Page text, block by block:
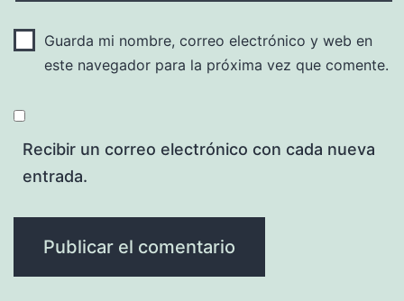
Guarda mi nombre, correo electrónico y web en
este navegador para la próxima vez que comente.
Recibir un correo electrónico con cada nueva
entrada.